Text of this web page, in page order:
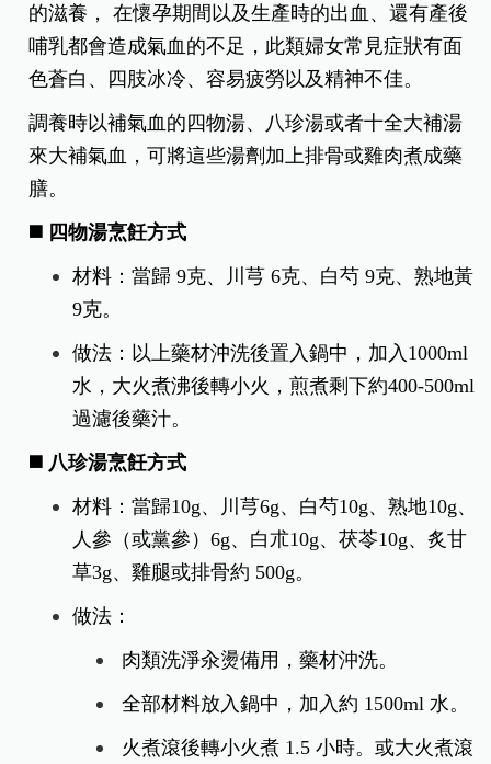
的滋養， 在懷孕期間以及生產時的出血、還有產後
哺乳都會造成氣血的不足，此類婦女常見症狀有面
色蒼白、四肢冰冷、容易疲勞以及精神不佳。
調養時以補氣血的四物湯、八珍湯或者十全大補湯
來大補氣血，可將這些湯劑加上排骨或雞肉煮成藥
膳。
◼️ 四物湯烹飪方式
材料：當歸 9克、川芎 6克、白芍 9克、熟地黃
9克。
做法：以上藥材沖洗後置入鍋中，加入1000ml
水，大火煮沸後轉小火，煎煮剩下約400-500ml
過濾後藥汁。
◼️ 八珍湯烹飪方式
材料：當歸10g、川芎6g、白芍10g、熟地10g、
人參（或黨參）6g、白朮10g、茯苓10g、炙甘
草3g、雞腿或排骨約 500g。
做法：
肉類洗淨汆燙備用，藥材沖洗。
全部材料放入鍋中，加入約 1500ml 水。
火煮滾後轉小火煮 1.5 小時。或大火煮滾